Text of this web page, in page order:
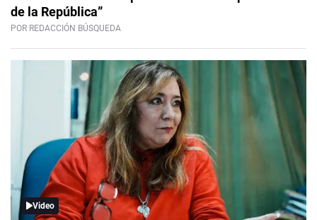
de la República”
POR REDACCIÓN BÚSQUEDA
Video